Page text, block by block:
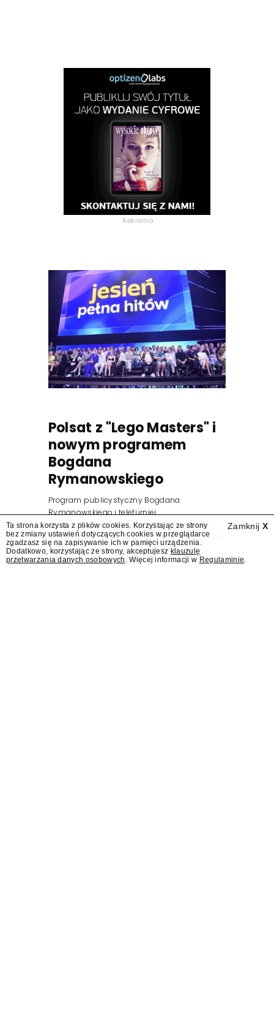
Reklama
Polsat z "Lego Masters" i
nowym programem
Bogdana
Rymanowskiego
Program publicystyczny Bogdana
Rymanowskiego i teleturniej
muzyczny "Hitster. Muzyczna gra przebojów"
znajdą się wśród jesiennych nowości Polsatu.
Polsat przejmuje od TVN program "Lego
Masters".
Zamknij X
Ta strona korzysta z plików cookies. Korzystając ze strony
bez zmiany ustawień dotyczących cookies w przeglądarce
zgadzasz się na zapisywanie ich w pamięci urządzenia.
Dodatkowo, korzystając ze strony, akceptujesz klauzulę
przetwarzania danych osobowych . Więcej informacji w Regulaminie.